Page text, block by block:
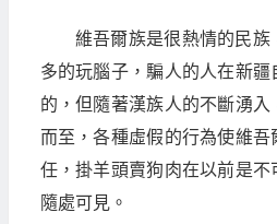
維吾爾族是很熱情的民
多的玩腦子，騙人的人在新
的，但隨著漢族人的不斷湧
而至，各種虛假的行為使維
任，掛羊頭賣狗肉在以前是
隨處可見。